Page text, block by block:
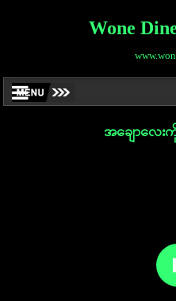
Wone
အချောလေ